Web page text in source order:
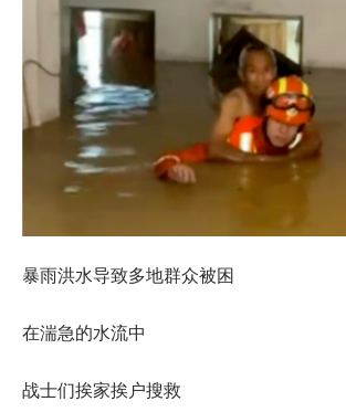
暴雨洪水导致多地群众被困
在湍急的水流中
战士们挨家挨户搜救